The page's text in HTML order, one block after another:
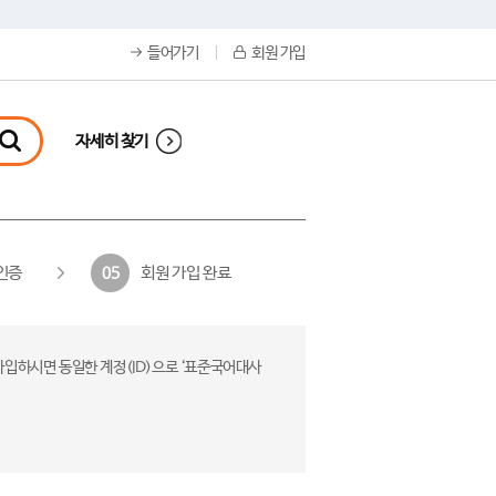
들어가기 회원 가입
자세히 찾기
증 05 회원 가입 완료
하시면 동일한 계정(ID)으로 ‘표준국어대사